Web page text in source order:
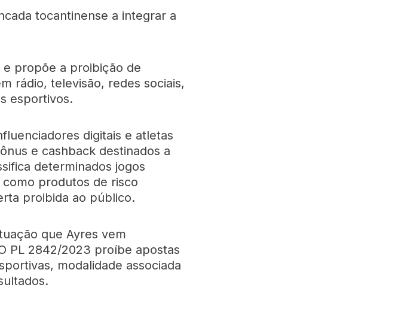
tocantinense a integrar a
e propõe a proibição de
rádio, televisão, redes sociais,
esportivos.
digitais e atletas
e cashback destinados a
determinados jogos
produtos de risco
proibida ao público.
que Ayres vem
PL 2842/2023 proíbe apostas
modalidade associada